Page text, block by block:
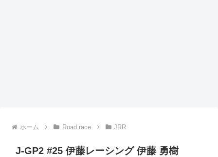
ホーム Road race JRR
J-GP2 #25 伊藤レーシング 伊藤 勇樹